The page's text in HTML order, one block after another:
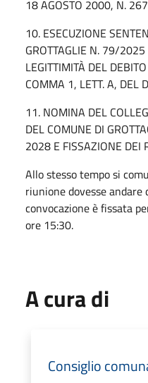
18 AGOSTO 2000, N.
10. ESECUZIONE
GROTTAGLIE N. 79/
LEGITTIMITÀ DEL
COMMA 1, LETT. A, DEL
11. NOMINA DEL
DEL COMUNE DI
2028 E FISSAZIONE DEI
Allo stesso tempo si
riunione dovesse andare
convocazione è fissata
ore 15:30.
A cura di
Consiglio